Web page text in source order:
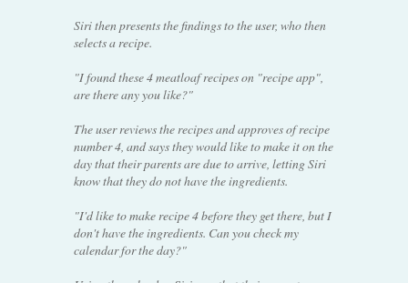
Siri then presents the findings to the user, who then
selects a recipe.
"I found these 4 meatloaf recipes on "recipe app",
are there any you like?"
The user reviews the recipes and approves of recipe
number 4, and says they would like to make it on the
day that their parents are due to arrive, letting Siri
know that they do not have the ingredients.
"I'd like to make recipe 4 before they get there, but I
don't have the ingredients. Can you check my
calendar for the day?"